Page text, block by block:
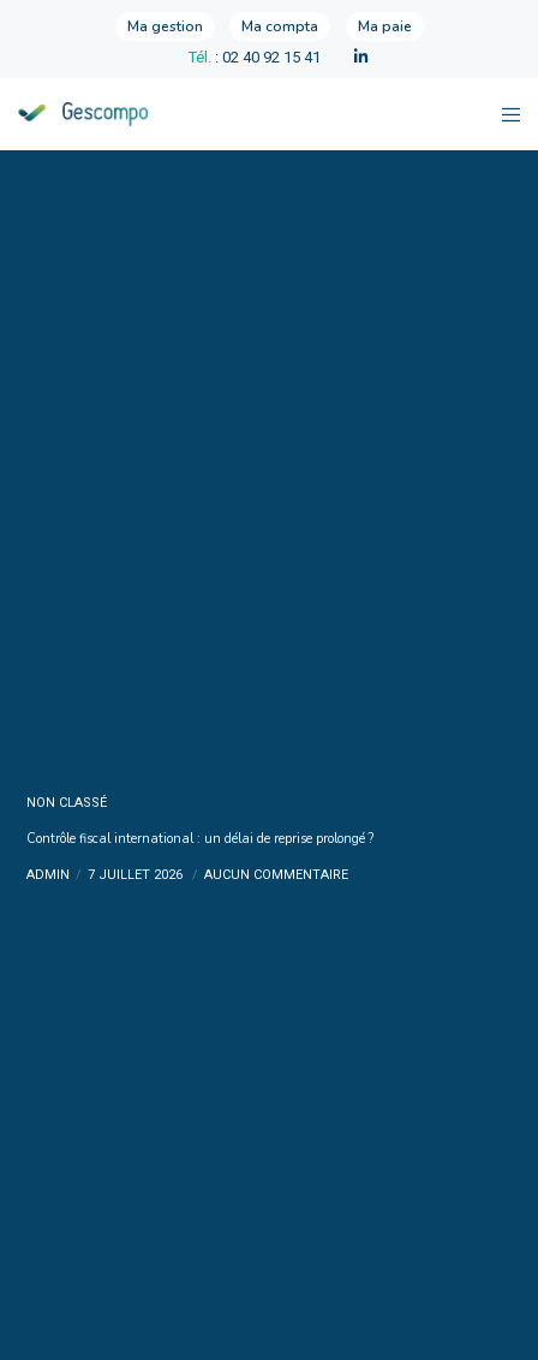
Ma gestion Ma compta Ma paie
Tél. : 02 40 92 15 41
NON CLASSÉ
Contrôle fiscal international : un délai de reprise prolongé ?
ADMIN 7 JUILLET 2026 AUCUN COMMENTAIRE